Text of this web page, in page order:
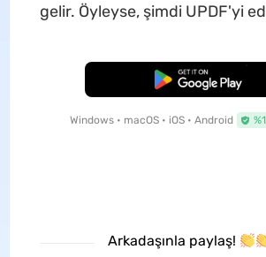
gelir. Öyleyse, şimdi UPDF'yi
Ücretsiz İndirme
Windows • macOS • iOS • Android
Arkadaşınla paylaş!